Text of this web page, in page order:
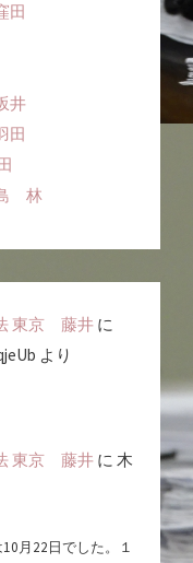
田
井
田
林
東京 藤井に
より
東京 藤井に 木
月22日でした。１